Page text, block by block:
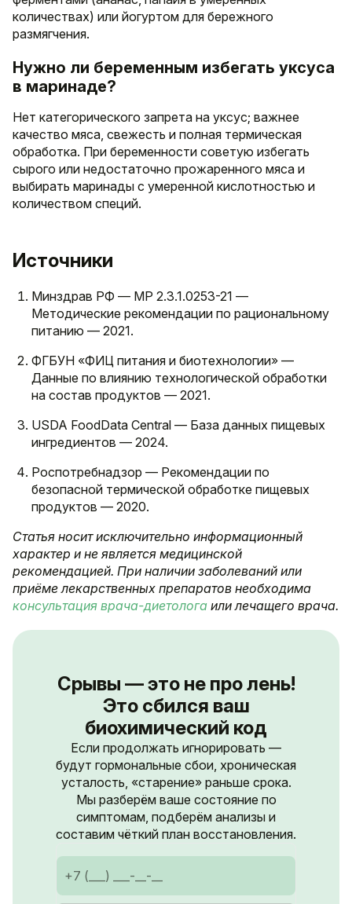
количествах) или йогуртом для бережного
размягчения.
Нужно ли беременным избегать уксуса
в маринаде?
Нет категорического запрета на уксус; важнее
качество мяса, свежесть и полная термическая
обработка. При беременности советую избегать
сырого или недостаточно прожаренного мяса и
выбирать маринады с умеренной кислотностью и
количеством специй.
Источники
Минздрав РФ — МР 2.3.1.0253-21 —
Методические рекомендации по рациональному
питанию — 2021.
ФГБУН «ФИЦ питания и биотехнологии» —
Данные по влиянию технологической обработки
на состав продуктов — 2021.
USDA FoodData Central — База данных пищевых
ингредиентов — 2024.
Роспотребнадзор — Рекомендации по
безопасной термической обработке пищевых
продуктов — 2020.
Статья носит исключительно информационный
характер и не является медицинской
рекомендацией. При наличии заболеваний или
приёме лекарственных препаратов необходима
консультация врача-диетолога или лечащего врача.
Срывы — это не про лень!
Это сбился ваш
биохимический код
Если продолжать игнорировать —
будут гормональные сбои, хроническая
усталость, «старение» раньше срока.
Мы разберём ваше состояние по
симптомам, подберём анализы и
составим чёткий план восстановления.